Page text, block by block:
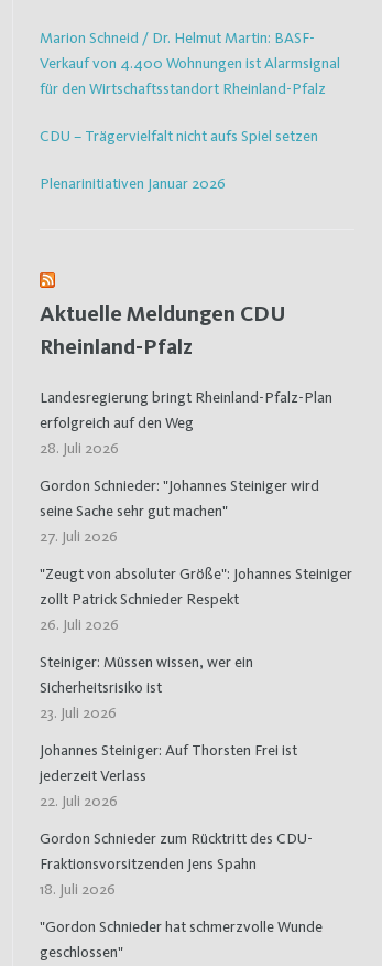
Marion Schneid / Dr. Helmut Martin: BASF-
Verkauf von 4.400 Wohnungen ist Alarmsignal
für den Wirtschaftsstandort Rheinland-Pfalz
CDU – Trägervielfalt nicht aufs Spiel setzen
Plenarinitiativen Januar 2026
Aktuelle Meldungen CDU
Rheinland-Pfalz
Landesregierung bringt Rheinland-Pfalz-Plan
erfolgreich auf den Weg
28. Juli 2026
Gordon Schnieder: "Johannes Steiniger wird
seine Sache sehr gut machen"
27. Juli 2026
"Zeugt von absoluter Größe": Johannes Steiniger
zollt Patrick Schnieder Respekt
26. Juli 2026
Steiniger: Müssen wissen, wer ein
Sicherheitsrisiko ist
23. Juli 2026
Johannes Steiniger: Auf Thorsten Frei ist
jederzeit Verlass
22. Juli 2026
Gordon Schnieder zum Rücktritt des CDU-
Fraktionsvorsitzenden Jens Spahn
18. Juli 2026
"Gordon Schnieder hat schmerzvolle Wunde
geschlossen"